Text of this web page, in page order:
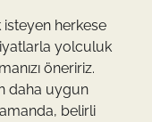
herkese
yolculuk
öneririz.
daha uygun
belirli